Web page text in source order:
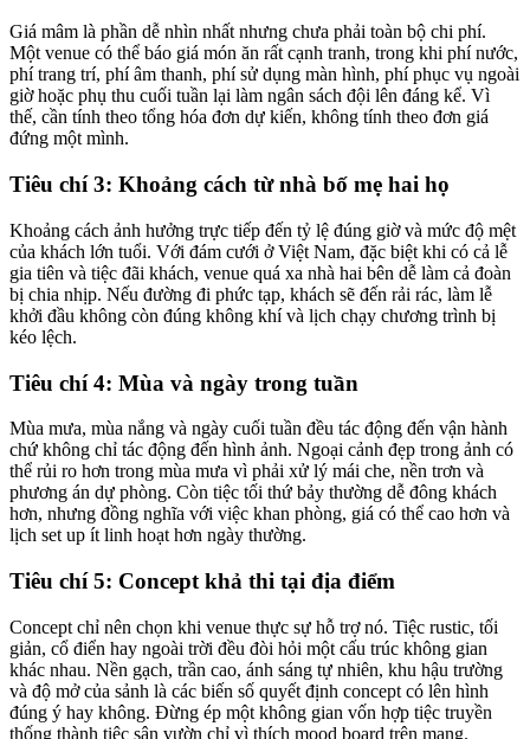
Giá mâm là phần dễ nhìn nhất nhưng chưa phải toàn bộ chi phí.
Một venue có thể báo giá món ăn rất cạnh tranh, trong khi phí nước,
phí trang trí, phí âm thanh, phí sử dụng màn hình, phí phục vụ ngoài
giờ hoặc phụ thu cuối tuần lại làm ngân sách đội lên đáng kể. Vì
thế, cần tính theo tổng hóa đơn dự kiến, không tính theo đơn giá
đứng một mình.
Tiêu chí 3: Khoảng cách từ nhà bố mẹ hai họ
Khoảng cách ảnh hưởng trực tiếp đến tỷ lệ đúng giờ và mức độ mệt
của khách lớn tuổi. Với đám cưới ở Việt Nam, đặc biệt khi có cả lễ
gia tiên và tiệc đãi khách, venue quá xa nhà hai bên dễ làm cả đoàn
bị chia nhịp. Nếu đường đi phức tạp, khách sẽ đến rải rác, làm lễ
khởi đầu không còn đúng không khí và lịch chạy chương trình bị
kéo lệch.
Tiêu chí 4: Mùa và ngày trong tuần
Mùa mưa, mùa nắng và ngày cuối tuần đều tác động đến vận hành
chứ không chỉ tác động đến hình ảnh. Ngoại cảnh đẹp trong ảnh có
thể rủi ro hơn trong mùa mưa vì phải xử lý mái che, nền trơn và
phương án dự phòng. Còn tiệc tối thứ bảy thường dễ đông khách
hơn, nhưng đồng nghĩa với việc khan phòng, giá có thể cao hơn và
lịch set up ít linh hoạt hơn ngày thường.
Tiêu chí 5: Concept khả thi tại địa điểm
Concept chỉ nên chọn khi venue thực sự hỗ trợ nó. Tiệc rustic, tối
giản, cổ điển hay ngoài trời đều đòi hỏi một cấu trúc không gian
khác nhau. Nền gạch, trần cao, ánh sáng tự nhiên, khu hậu trường
và độ mở của sảnh là các biến số quyết định concept có lên hình
đúng ý hay không. Đừng ép một không gian vốn hợp tiệc truyền
thống thành tiệc sân vườn chỉ vì thích mood board trên mạng.